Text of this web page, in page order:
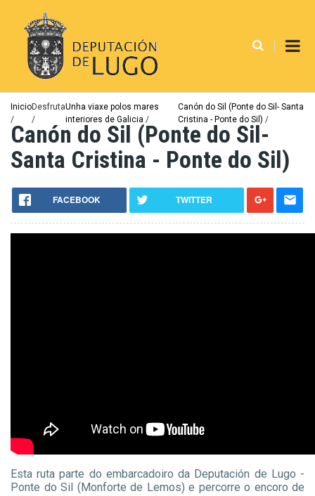
contido
principal
Miga
de
pan
InicioDesfrutaUnha viaxe polos mares
interiores de Galicia
Canón do Sil (Ponte do Sil- Santa
Cristina - Ponte do Sil)
Canón do Sil (Ponte do Sil-
Santa Cristina - Ponte do Sil)
FACEBOOK TWITTER
Esta ruta parte do embarcadoiro da Deputación de Lugo -
Ponte do Sil (Monforte de Lemos) e percorre o encoro de